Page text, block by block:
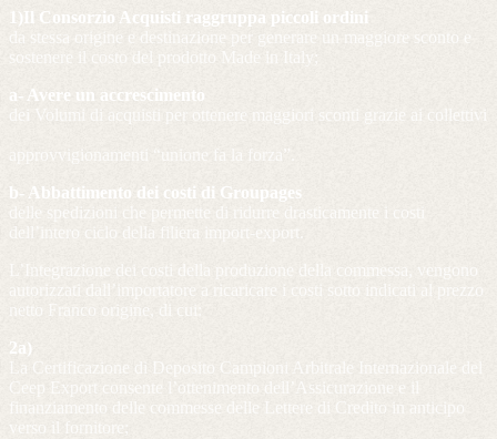
1)Il Consorzio Acquisti raggruppa piccoli ordini
da stessa origine e destinazione per generare un maggiore sconto e
sostenere il costo del prodotto Made in Italy;
a- Avere un accrescimento
dei Volumi di acquisti per ottenere maggiori sconti grazie ai collettivi
approvvigionamenti “unione fa la forza”.
b- Abbattimento dei costi di Groupages
delle spedizioni che permette di ridurre drasticamente i costi
dell’intero ciclo della filiera import-export.
L’Integrazione dei costi della produzione della commessa, vengono
autorizzati dall’importatore a ricaricare i costi sotto indicati al prezzo
netto Franco origine, di cui:
2a)
La Certificazione di Deposito Campioni Arbitrale Internazionale del
Ceep Export consente l’ottenimento dell’Assicurazione e il
finanziamento delle commesse delle Lettere di Credito in anticipo
verso il fornitore;